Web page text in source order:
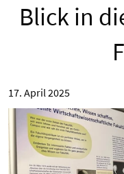
Blick in
17. April 2025